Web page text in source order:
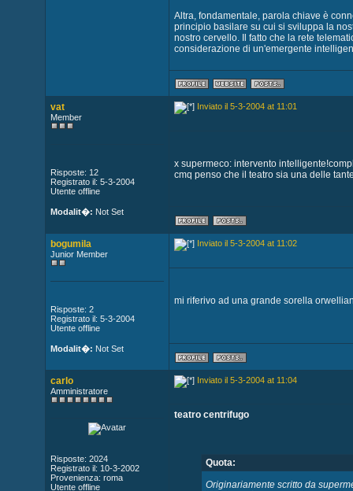
Altra, fondamentale, parola chiave è
principio basilare su cui si sviluppa la
nostro cervello. Il fatto che la rete
considerazione di un'emergente
vat
Member
Risposte: 12
Registrato il: 5-3-2004
Utente offline
Modalit�: Not Set
Inviato il 5-3-2004 at 11:01
x supermeco: intervento
cmq penso che il teatro sia una delle
bogumila
Junior Member
Risposte: 2
Registrato il: 5-3-2004
Utente offline
Modalit�: Not Set
Inviato il 5-3-2004 at 11:02
mi riferivo ad una grande sorella
carlo
Amministratore
Risposte: 2024
Registrato il: 10-3-2002
Provenienza: roma
Utente offline
Inviato il 5-3-2004 at 11:04
teatro centrifugo
Quota:
Originariamente scritto da